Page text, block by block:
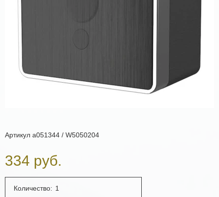
Артикул a051344 / W5050204
334 руб.
Количество: